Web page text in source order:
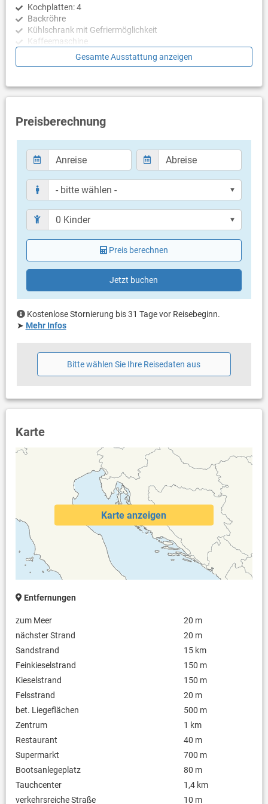
Kochplatten: 4
Backröhre
Kühlschrank mit Gefriermöglichkeit
Kaffeemaschine
Wasserkocher
Schlafzimmer
Schlafzimmer mit Doppelbett, Fliesen
Schlafzimmer mit Doppelbett, Zustellbett, Fliesen
Badezimmer
Bad mit WC, Dusche
Bad mit WC, Dusche
Balkon & Terrasse
eigener Balkon
überdacht
Meerblick
Balkongröße: 14 m²
gemeinsame Terrasse
Liegen
Terrassengröße: 130 m²
Weitere Informationen
Grill vorhanden
Kinderbecken
Sauna
Fitnessraum
Haustier erlaubt (gegen Gebühr: 25.00 € pro Tag / pro
Klimaanlage im Preis inklusive
Eigentümer lebt im gleichen Haus
Bettwäsche vorhanden
Handtücher vorhanden
Waschmaschine beim Vermieter nach Rücksprache (gegen
Gebühr: 8.00 € pro Waschgang)
Internet per WLAN
Safe
Aufgrund Ihrer Sicherheit ist das ganze Grundstück unter 24-
Gesamte Ausstattung anzeigen
Preisberechnung
Preis berechnen
Jetzt buchen
Kostenlose Stornierung bis 31 Tage vor Reisebeginn.
➤ Mehr Infos
Bitte wählen Sie Ihre Reisedaten aus
Karte
Karte anzeigen
Entfernungen
zum Meer
20 m
nächster Strand
20 m
Sandstrand
15 km
Feinkieselstrand
150 m
Kieselstrand
150 m
Felsstrand
20 m
bet. Liegeflächen
500 m
Zentrum
1 km
Restaurant
40 m
Supermarkt
700 m
Bootsanlegeplatz
80 m
Tauchcenter
1,4 km
verkehrsreiche Straße
10 m